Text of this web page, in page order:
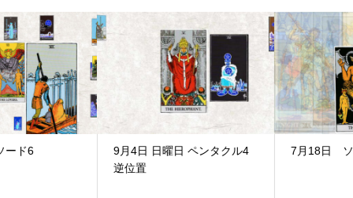
9月4日 日曜日 ペンタクル4
7月18日 ソード2